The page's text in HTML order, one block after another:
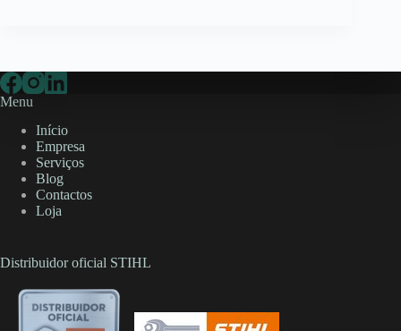
Menu
Início
Empresa
Serviços
Blog
Contactos
Loja
Distribuidor oficial STIHL